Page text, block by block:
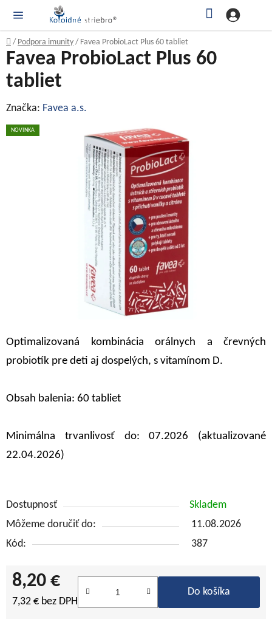
obsah
Domov
/ Podpora imunity / Favea ProbioLact Plus 60 tabliet
Optimalizovaná kombinácia orálnych a črevných
probiotík pre deti aj dospelých, s vitamínom D.
Obsah balenia: 60 tabliet
Minimálna trvanlivosť do: 07.2026 (aktualizované
22.04.2026)
Dostupnosť
Skladem
Môžeme doručiť do:
11.08.2026
Kód:
387
8,20 €
7,32 € bez DPH
Do košíka
Favea ProbioLact Plus 60
tabliet
Značka: Favea a.s.
NOVINKA